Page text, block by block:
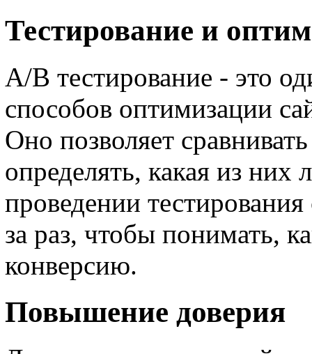
Тестирование и
A/B тестирование - это
способов оптимизации
Оно позволяет
определять, какая из них
проведении
за раз, чтобы понимать,
конверсию.
Повышение доверия